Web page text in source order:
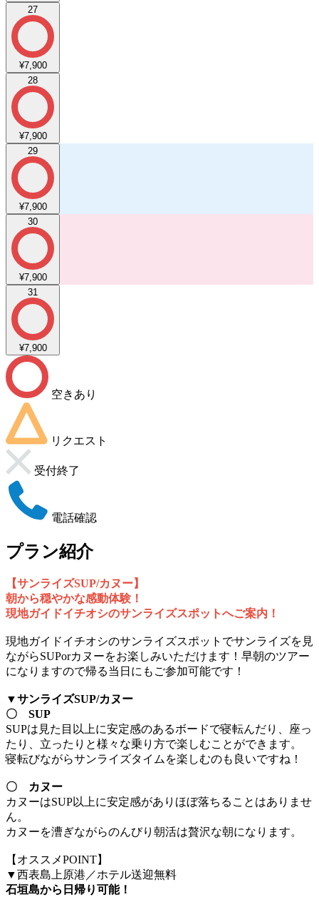
27
¥7,900
28
¥7,900
29
¥7,900
30
¥7,900
31
¥7,900
空きあり
リクエスト
受付終了
電話確認
プラン紹介
【サンライズSUP/カヌー】
朝から穏やかな感動体験！
現地ガイドイチオシのサンライズスポットへご案内！
現地ガイドイチオシのサンライズスポットでサンライズを見
ながらSUPorカヌーをお楽しみいただけます！早朝のツアー
になりますので帰る当日にもご参加可能です！
▼サンライズSUP/カヌー
〇 SUP
SUPは見た目以上に安定感のあるボードで寝転んだり、座っ
たり、立ったりと様々な乗り方で楽しむことができます。
寝転びながらサンライズタイムを楽しむのも良いですね！
〇 カヌー
カヌーはSUP以上に安定感がありほぼ落ちることはありませ
ん。
カヌーを漕ぎながらのんびり朝活は贅沢な朝になります。
【オススメPOINT】
▼西表島上原港／ホテル送迎無料
石垣島から日帰り可能！